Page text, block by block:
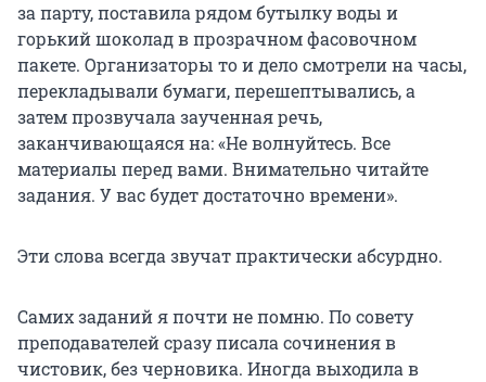
за парту, поставила рядом бутылку воды и
горький шоколад в прозрачном фасовочном
пакете. Организаторы то и дело смотрели на часы,
перекладывали бумаги, перешептывались, а
затем прозвучала заученная речь,
заканчивающаяся на: «Не волнуйтесь. Все
материалы перед вами. Внимательно читайте
задания. У вас будет достаточно времени».
Эти слова всегда звучат практически абсурдно.
Самих заданий я почти не помню. По совету
преподавателей сразу писала сочинения в
чистовик, без черновика. Иногда выходила в